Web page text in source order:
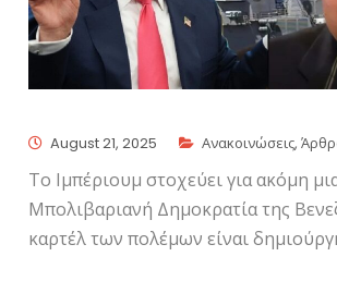
August 21, 2025 Ανακοινώσεις,
Το Ιμπέριουμ στοχεύει για ακόμη
Μπολιβαριανή Δημοκρατία της
καρτέλ των πολέμων είναι